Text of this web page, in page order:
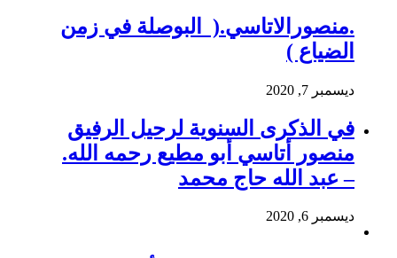
.منصورالاتاسي.( البوصلة في زمن
الضياع )
ديسمبر 7, 2020
في الذكرى السنوية لرحيل الرفيق
منصور أتاسي أبو مطيع رحمه الله.
– عبد الله حاج محمد
ديسمبر 6, 2020